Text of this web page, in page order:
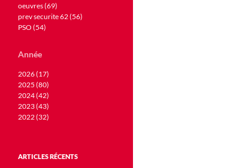
oeuvres (69)
prev securite 62 (56)
PSO (54)
Année
2026 (17)
2025 (80)
2024 (42)
2023 (43)
2022 (32)
ARTICLES RÉCENTS